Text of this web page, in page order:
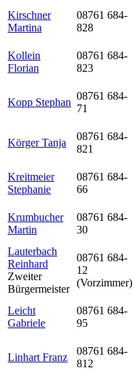
Kirschner
Martina
08761 684-
828
Kollein
Florian
08761 684-
823
Kopp Stephan
08761 684-
71
Körger Tanja
08761 684-
821
Kreitmeier
Stephanie
08761 684-
66
Krumbucher
Martin
08761 684-
30
Lauterbach
Reinhard
Zweiter
Bürgermeister
08761 684-
12
(Vorzimmer)
Leicht
Gabriele
08761 684-
95
Linhart Franz
08761 684-
812